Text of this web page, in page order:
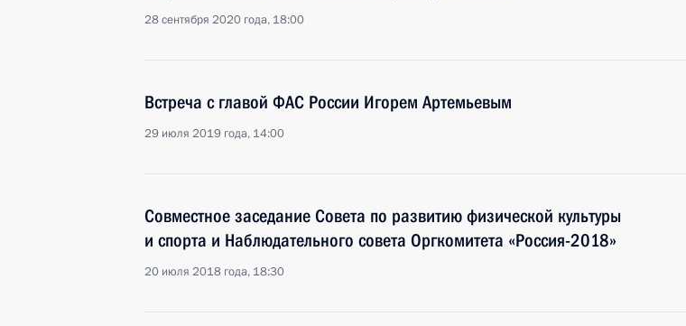
28 сентября 2020 года, 18:00
Встреча с главой ФАС России Игорем Артемьевым
29 июля 2019 года, 14:00
Совместное заседание Совета по развитию физической культуры
и спорта и Наблюдательного совета Оргкомитета «Россия-2018»
20 июля 2018 года, 18:30